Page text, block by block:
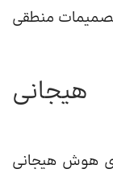
منطقی
هوش هیجانی